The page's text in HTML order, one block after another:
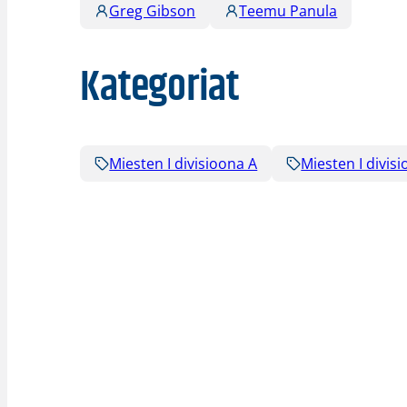
Greg Gibson Teemu Panula
Kategoriat
Miesten I divisioona A Miesten I